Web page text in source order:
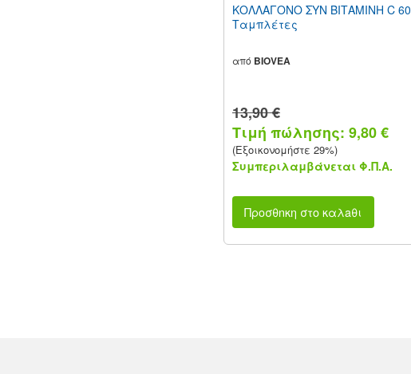
ΚΟΛΛΑΓΟΝΟ ΣΥΝ ΒΙΤΑΜΙΝΗ C 60
Ταμπλέτες
από BIOVEA
13,90 €
Τιμή πώλησης: 9,80 €
(Εξοικονομήστε 29%)
Συμπεριλαμβάνεται Φ.Π.Α.
Προσθnκη στο καλaθι